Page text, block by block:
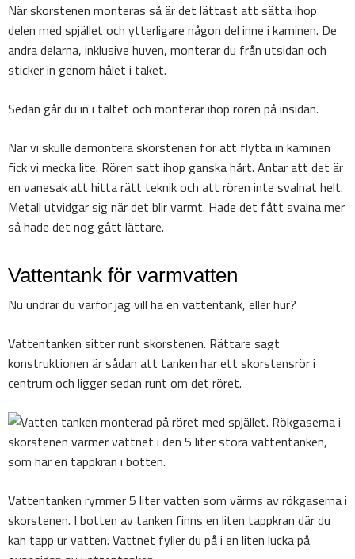
När skorstenen monteras så är det lättast att sätta ihop
delen med spjället och ytterligare någon del inne i kaminen. De
andra delarna, inklusive huven, monterar du från utsidan och
sticker in genom hålet i taket.
Sedan går du in i tältet och monterar ihop rören på insidan.
När vi skulle demontera skorstenen för att flytta in kaminen
fick vi mecka lite. Rören satt ihop ganska hårt. Antar att det är
en vanesak att hitta rätt teknik och att rören inte svalnat helt.
Metall utvidgar sig när det blir varmt. Hade det fått svalna mer
så hade det nog gått lättare.
Vattentank för varmvatten
Nu undrar du varför jag vill ha en vattentank, eller hur?
Vattentanken sitter runt skorstenen. Rättare sagt
konstruktionen är sådan att tanken har ett skorstensrör i
centrum och ligger sedan runt om det röret.
Vattentanken rymmer 5 liter vatten som värms av rökgaserna i
skorstenen. I botten av tanken finns en liten tappkran där du
kan tapp ur vatten. Vattnet fyller du på i en liten lucka på